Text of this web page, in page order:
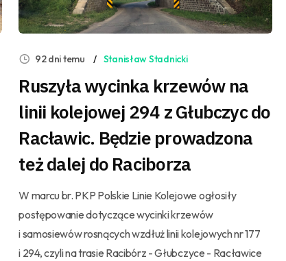
92 dni temu Stanisław Stadnicki
Ruszyła wycinka krzewów na
linii kolejowej 294 z Głubczyc do
Racławic. Będzie prowadzona
też dalej do Raciborza
W marcu br. PKP Polskie Linie Kolejowe ogłosiły
postępowanie dotyczące wycinki krzewów
i samosiewów rosnących wzdłuż linii kolejowych nr 177
i 294, czyli na trasie Racibórz - Głubczyce - Racławice